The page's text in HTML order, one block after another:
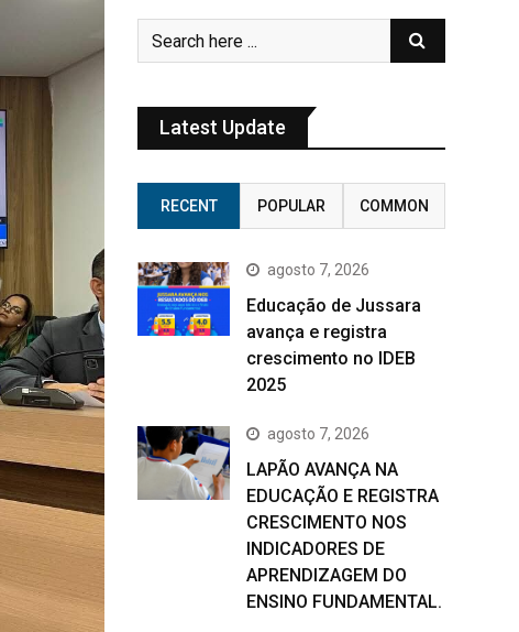
Latest Update
RECENT POPULAR COMMON
agosto 7, 2026
Educação de Jussara
avança e registra
crescimento no IDEB
2025
agosto 7, 2026
LAPÃO AVANÇA NA
EDUCAÇÃO E REGISTRA
CRESCIMENTO NOS
INDICADORES DE
APRENDIZAGEM DO
ENSINO FUNDAMENTAL.